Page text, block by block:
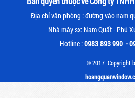
Địa chỉ văn phòng : đường vào nam
Nhà máy sx: Nam Quất - Phú
Hotline :0983 893 990 -
© 2017 Copyright
hoangquanwindow